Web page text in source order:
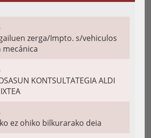
zerga/Impto. s/vehiculos
KONTSULTATEGIA ALDI
ez ohiko bilkurarako deia